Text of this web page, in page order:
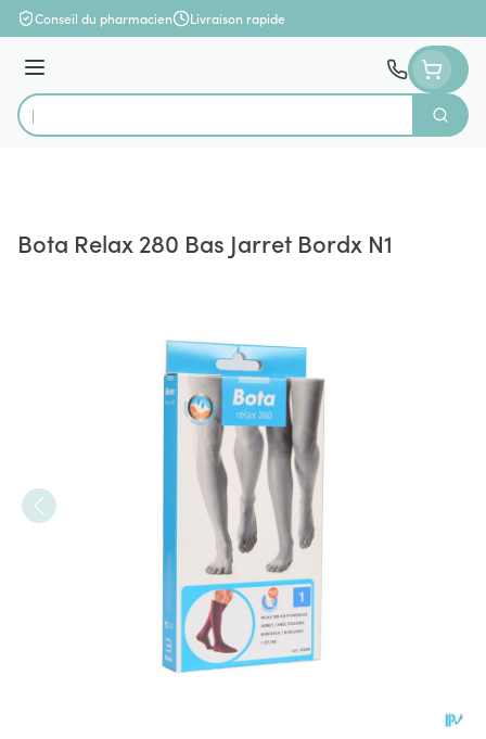
Aller au contenu
Conseil du pharmacien Livraison rapide
Menu
Rechercher
Bota Relax 280 Bas Jarret Bordx N1